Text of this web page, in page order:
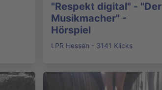
"Respekt digital" - "Der
Musikmacher" -
Hörspiel
LPR Hessen - 3141 Klicks